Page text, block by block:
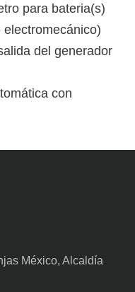
para bateria(s)
del generador
con
México, Alcaldía